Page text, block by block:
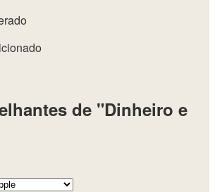
de "Dinheiro e